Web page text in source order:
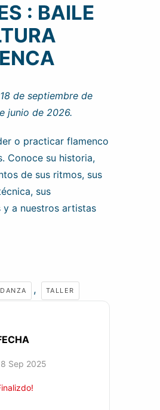
: BAILE
de septiembre de
junio de 2026.
o practicar flamenco
Conoce su historia,
de sus ritmos, sus
sus
y a nuestros artistas
DANZA , TALLER
Sep 2025